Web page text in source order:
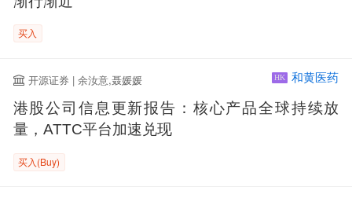
买入
开源证券 | 余汝意,聂媛媛 HK 和黄医药
港股公司信息更新报告：核心产品全球持续放
量，ATTC平台加速兑现
买入(Buy)